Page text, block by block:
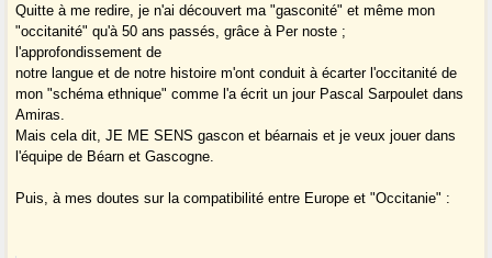
Quitte à me redire, je n'ai découvert ma "gasconité" et même mon
"occitanité" qu'à 50 ans passés, grâce à Per noste ;
l'approfondissement de
notre langue et de notre histoire m'ont conduit à écarter l'occitanité de
mon "schéma ethnique" comme l'a écrit un jour Pascal Sarpoulet dans
Amiras.
Mais cela dit, JE ME SENS gascon et béarnais et je veux jouer dans
l'équipe de Béarn et Gascogne.
Puis, à mes doutes sur la compatibilité entre Europe et "Occitanie" :